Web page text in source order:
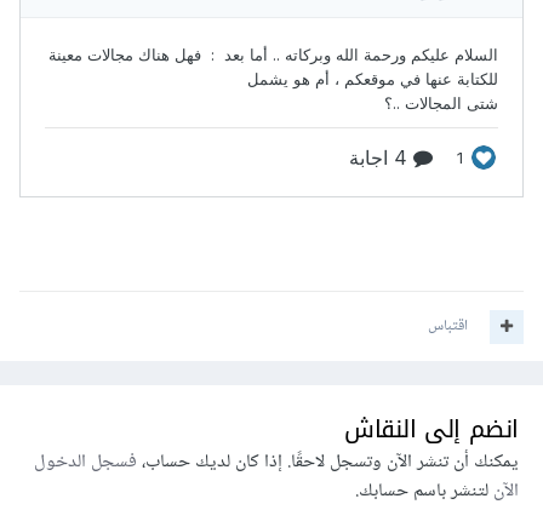
اقتباس
انضم إلى النقاش
يمكنك أن تنشر الآن وتسجل لاحقًا. إذا كان لديك حساب،فسجل الدخول
الآنلتنشر باسم حسابك.